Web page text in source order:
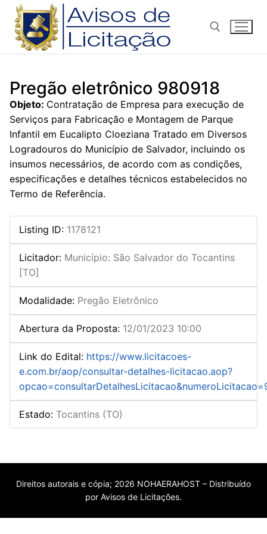
Pular
para
conteúdo
Pregão eletrônico 980918
Objeto: Contratação de Empresa para execução de
Serviços para Fabricação e Montagem de Parque
Infantil em Eucalipto Cloeziana Tratado em Diversos
Logradouros do Município de Salvador, incluindo os
insumos necessários, de acordo com as condições,
especificações e detalhes técnicos estabelecidos no
Termo de Referência.
Listing ID: 1178121
Licitador: Município: São Salvador do Tocantins
[TO]
Modalidade: Pregão Eletrônico
Abertura da Proposta: 12/01/2023 10:00
Link do Edital: https://www.licitacoes-
e.com.br/aop/consultar-detalhes-licitacao.aop?
Estado: Tocantins (TO)
Direitos autorais e cópia; 2026 NOHAERAHOST – Distribuído
por Avisos de Licitações.